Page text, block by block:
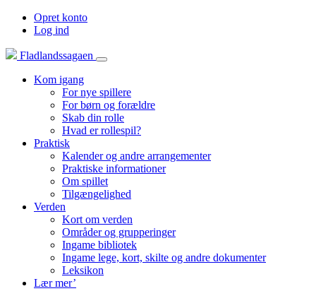
Opret konto
Log ind
Fladlandssagaen
Kom igang
For nye spillere
For børn og forældre
Skab din rolle
Hvad er rollespil?
Praktisk
Kalender og andre arrangementer
Praktiske informationer
Om spillet
Tilgængelighed
Verden
Kort om verden
Områder og grupperinger
Ingame bibliotek
Ingame lege, kort, skilte og andre dokumenter
Leksikon
Lær mer’